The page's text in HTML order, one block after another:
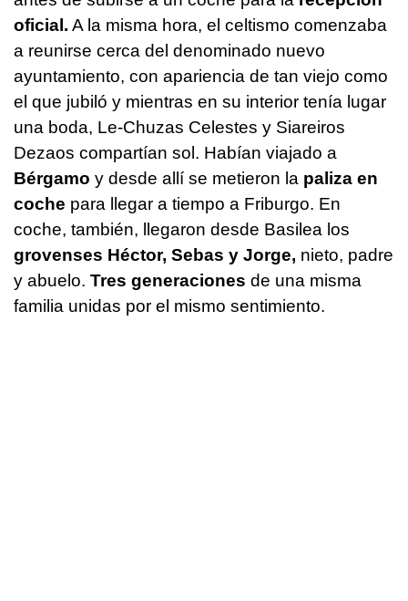
oficial. A la misma hora, el celtismo comenzaba
a reunirse cerca del denominado nuevo
ayuntamiento, con apariencia de tan viejo como
el que jubiló y mientras en su interior tenía lugar
una boda, Le-Chuzas Celestes y Siareiros
Dezaos compartían sol. Habían viajado a
Bérgamo y desde allí se metieron la paliza en
coche para llegar a tiempo a Friburgo. En
coche, también, llegaron desde Basilea los
grovenses Héctor, Sebas y Jorge, nieto, padre
y abuelo. Tres generaciones de una misma
familia unidas por el mismo sentimiento.